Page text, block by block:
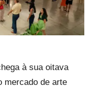
à sua oitava
mercado de arte